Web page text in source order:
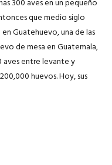
que medio siglo
Guatehuevo, una de las
de mesa en Guatemala,
aves entre levante y
huevos. Hoy, sus